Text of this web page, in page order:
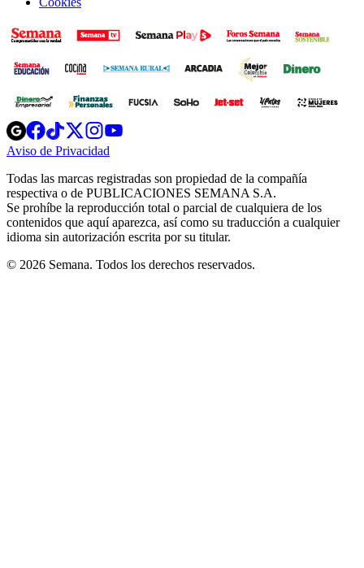
Opens
in
new
Opens
in
new
Opens
in
new
window
Opens
new
windowwindow
Aviso de Privacidad
new
window
Todas las marcas registradas son propiedad de la compañía
respectiva o de PUBLICACIONES SEMANA S.A.
Se prohíbe la reproducción total o parcial de cualquiera de los
contenidos que aquí aparezca, así como su traducción a cualquier
idioma sin autorización escrita por su titular.
© 2026 Semana. Todos los derechos reservados.